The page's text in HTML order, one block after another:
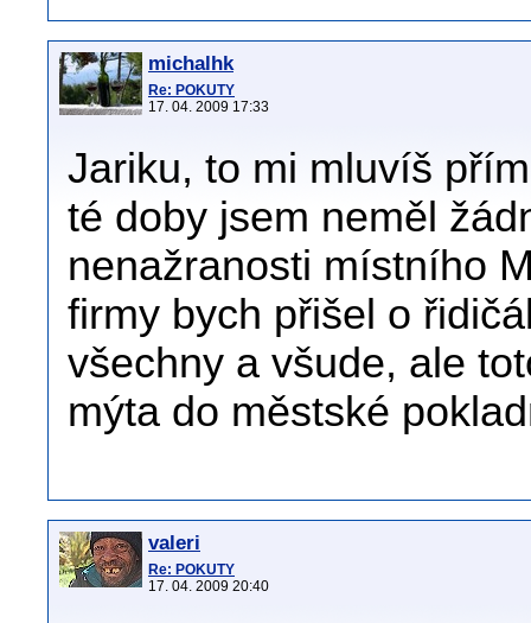
michalhk
Re: POKUTY
17. 04. 2009 17:33
Jariku, to mi mluvíš
té doby jsem neměl
nenažranosti místního
firmy bych přišel o
všechny a všude, ale
mýta do městské
valeri
Re: POKUTY
17. 04. 2009 20:40